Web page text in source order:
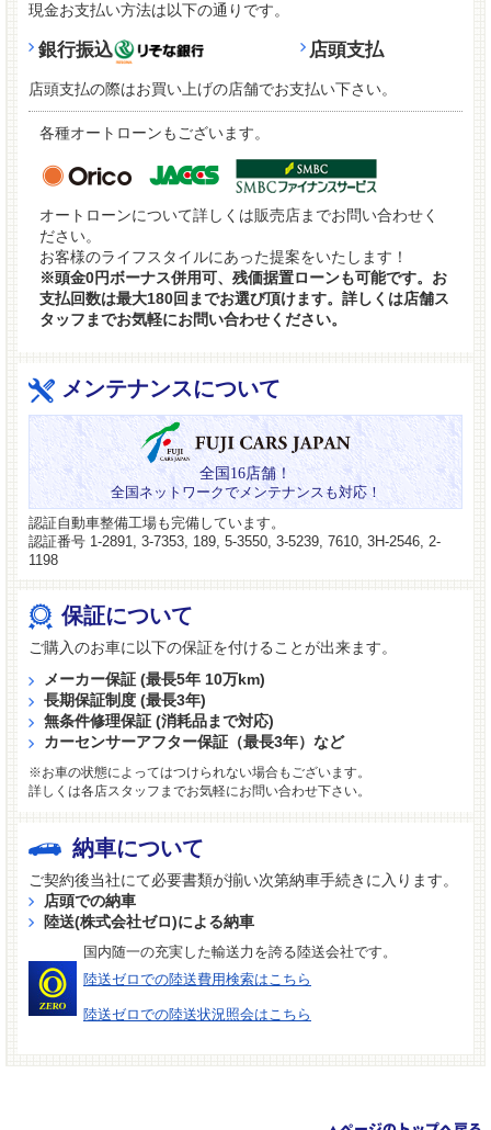
現金お支払い方法は以下の通りです。
銀行振込 店頭支払
店頭支払の際はお買い上げの店舗でお支払い下さい。
各種オートローンもございます。
オートローンについて詳しくは販売店までお問い合わせく
ださい。
お客様のライフスタイルにあった提案をいたします！
※頭金0円ボーナス併用可、残価据置ローンも可能です。お
支払回数は最大180回までお選び頂けます。詳しくは店舗ス
タッフまでお気軽にお問い合わせください。
メンテナンスについて
全国16店舗！
全国ネットワークでメンテナンスも対応！
認証自動車整備工場も完備しています。
認証番号 1-2891, 3-7353, 189, 5-3550, 3-5239, 7610, 3H-2546, 2-
1198
保証について
ご購入のお車に以下の保証を付けることが出来ます。
メーカー保証 (最長5年 10万km)
長期保証制度 (最長3年)
無条件修理保証 (消耗品まで対応)
カーセンサーアフター保証（最長3年）など
※お車の状態によってはつけられない場合もございます。
詳しくは各店スタッフまでお気軽にお問い合わせ下さい。
納車について
ご契約後当社にて必要書類が揃い次第納車手続きに入ります。
店頭での納車
陸送(株式会社ゼロ)による納車
国内随一の充実した輸送力を誇る陸送会社です。
陸送ゼロでの陸送費用検索はこちら
陸送ゼロでの陸送状況照会はこちら